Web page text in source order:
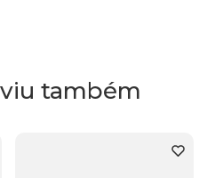
também